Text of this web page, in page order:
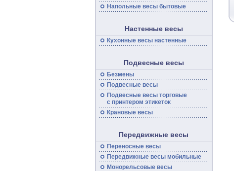
Напольные весы бытовые
Настенные весы
Кухонные весы настенные
Подвесные весы
Безмены
Подвесные весы
Подвесные весыторговые
с принтером этикеток
Крановые весы
Передвижные весы
Переносные весы
Передвижные весымобильные
Монорельсовые весы